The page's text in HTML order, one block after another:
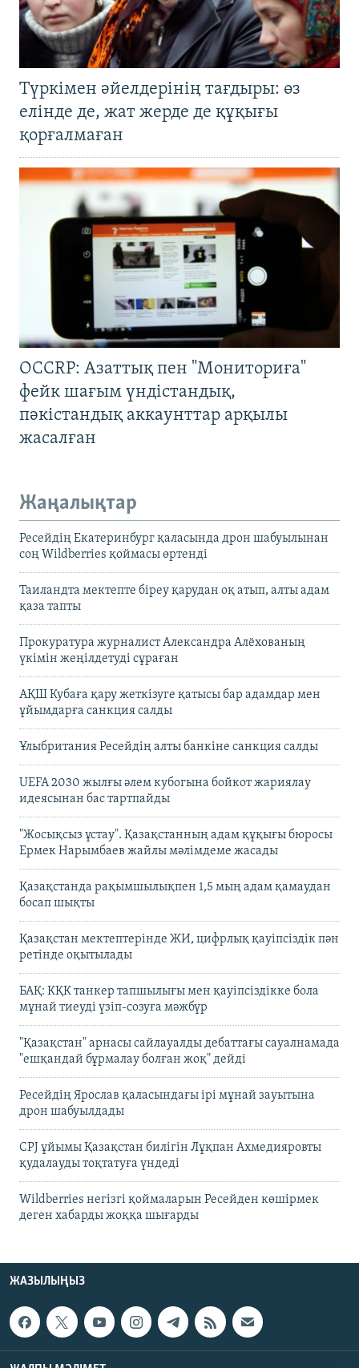
Түркімен әйелдерінің тағдыры: өз
елінде де, жат жерде де құқығы
қорғалмаған
OCCRP: Азаттық пен "Мониториға"
фейк шағым үндістандық,
пәкістандық аккаунттар арқылы
жасалған
Жаңалықтар
Ресейдің Екатеринбург қаласында дрон шабуылынан
соң Wildberries қоймасы өртенді
Таиландта мектепте біреу қарудан оқ атып, алты адам
қаза тапты
Прокуратура журналист Александра Алёхованың
үкімін жеңілдетуді сұраған
АҚШ Кубаға қару жеткізуге қатысы бар адамдар мен
ұйымдарға санкция салды
Ұлыбритания Ресейдің алты банкіне санкция салды
UEFA 2030 жылғы әлем кубогына бойкот жариялау
идеясынан бас тартпайды
"Жосықсыз ұстау". Қазақстанның адам құқығы бюросы
Ермек Нарымбаев жайлы мәлімдеме жасады
Қазақстанда рақымшылықпен 1,5 мың адам қамаудан
босап шықты
Қазақстан мектептерінде ЖИ, цифрлық қауіпсіздік пән
ретінде оқытылады
БАҚ: КҚК танкер тапшылығы мен қауіпсіздікке бола
мұнай тиеуді үзіп-созуға мәжбүр
"Қазақстан" арнасы сайлауалды дебаттағы сауалнамада
"ешқандай бұрмалау болған жоқ" дейді
Ресейдің Ярослав қаласындағы ірі мұнай зауытына
дрон шабуылдады
CPJ ұйымы Қазақстан билігін Лұқпан Ахмедияровты
қудалауды тоқтатуға үндеді
Wildberries негізгі қоймаларын Ресейден көшірмек
деген хабарды жоққа шығарды
ЖАЗЫЛЫҢЫЗ